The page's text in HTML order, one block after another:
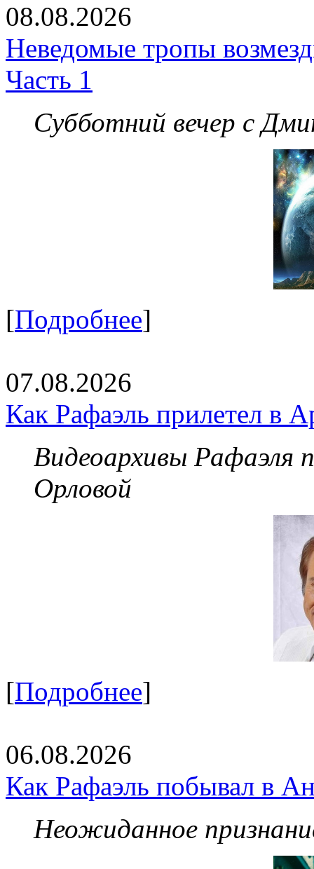
08.08.2026
Неведомые тропы
Часть 1
Субботний вечер с
[Подробнее]
07.08.2026
Как Рафаэль прилетел в
Видеоархивы Рафаэля
Орловой
[Подробнее]
06.08.2026
Как Рафаэль побывал в
Неожиданное